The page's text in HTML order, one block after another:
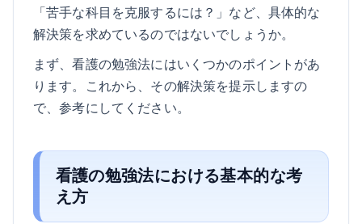
「苦手な科目を克服するには？」など、具体的な
解決策を求めているのではないでしょうか。
まず、看護の勉強法にはいくつかのポイントがあ
ります。これから、その解決策を提示しますの
で、参考にしてください。
看護の勉強法における基本的な考
え方